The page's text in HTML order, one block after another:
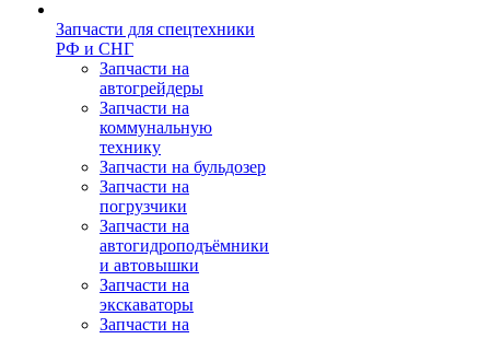
Запчасти для спецтехники
РФ и СНГ
Запчасти на
автогрейдеры
Запчасти на
коммунальную
технику
Запчасти на бульдозер
Запчасти на
погрузчики
Запчасти на
автогидроподъёмники
и автовышки
Запчасти на
экскаваторы
Запчасти на